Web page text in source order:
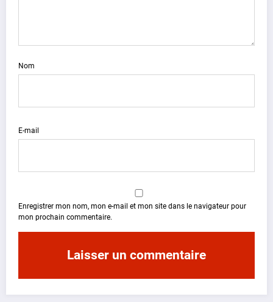
Nom
E-mail
Enregistrer mon nom, mon e-mail et mon site dans le navigateur pour
mon prochain commentaire.